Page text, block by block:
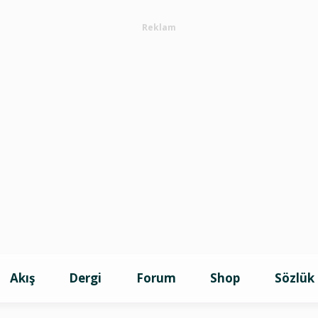
Reklam
Akış Dergi Forum Shop Sözlük